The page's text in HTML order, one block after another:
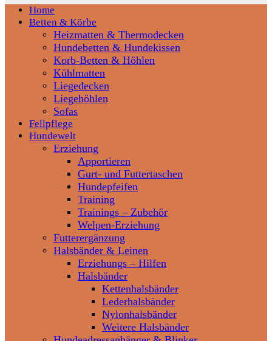
Home
Betten & Körbe
Heizmatten & Thermodecken
Hundebetten & Hundekissen
Korb-Betten & Höhlen
Kühlmatten
Liegedecken
Liegehöhlen
Sofas
Fellpflege
Hundewelt
Erziehung
Apportieren
Gurt- und Futtertaschen
Hundepfeifen
Training
Trainings – Zubehör
Welpen-Erziehung
Futterergänzung
Halsbänder & Leinen
Erziehungs – Hilfen
Halsbänder
Kettenhalsbänder
Lederhalsbänder
Nylonhalsbänder
Weitere Halsbänder